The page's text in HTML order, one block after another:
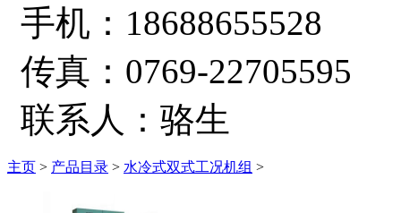
手机：18688655528
传真：0769-22705595
联系人：骆生
主页 > 产品目录 > 水冷式双式工况机组 >